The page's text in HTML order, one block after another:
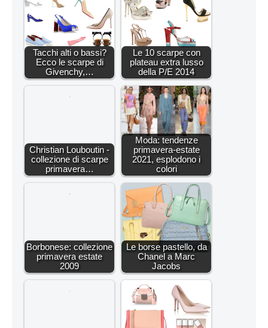
Tacchi alti o bassi?
Ecco le scarpe di
Givenchy,…
Le 10 scarpe con
plateau extra lusso
della P/E 2014
Christian Louboutin -
collezione di scarpe
primavera…
Moda: tendenze
primavera-estate
2021, esplodono i
colori
Borbonese: collezione
primavera estate
2009
Le borse pastello, da
Chanel a Marc
Jacobs